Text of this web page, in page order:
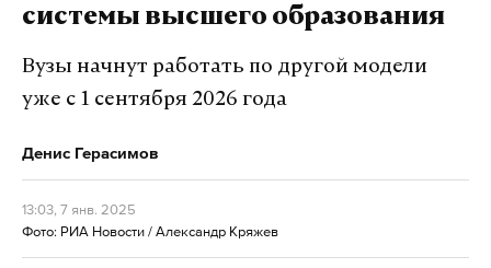
системы высшего образования
Вузы начнут работать по другой модели
уже с 1 сентября 2026 года
Денис Герасимов
13:03, 7 янв. 2025
Фото: РИА Новости / Александр Кряжев